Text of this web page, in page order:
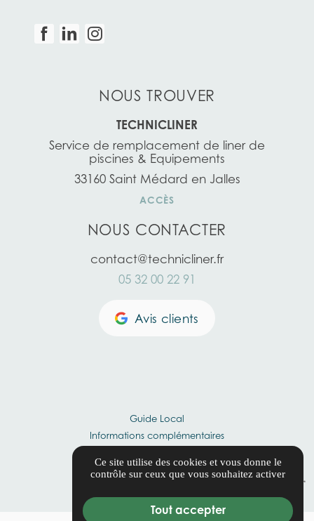
NOUS TROUVER
TECHNICLINER
Service de remplacement de liner de
piscines & Equipements
33160 Saint Médard en Jalles
ACCÈS
NOUS CONTACTER
contact@technicliner.fr
05 32 00 22 91
Avis clients
Guide Local
Informations complémentaires
Politique de confidentialité
Ce site utilise des cookies et vous donne le
contrôle sur ceux que vous souhaitez activer
Tout accepter